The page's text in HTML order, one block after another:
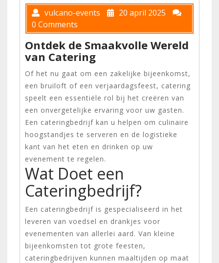
vulcano-events
20 april 2025
0 Comments
Ontdek de Smaakvolle Wereld
van Catering
Of het nu gaat om een zakelijke bijeenkomst,
een bruiloft of een verjaardagsfeest, catering
speelt een essentiële rol bij het creëren van
een onvergetelijke ervaring voor uw gasten.
Een cateringbedrijf kan u helpen om culinaire
hoogstandjes te serveren en de logistieke
kant van het eten en drinken op uw
evenement te regelen.
Wat Doet een
Cateringbedrijf?
Een cateringbedrijf is gespecialiseerd in het
leveren van voedsel en drankjes voor
evenementen van allerlei aard. Van kleine
bijeenkomsten tot grote feesten,
cateringbedrijven kunnen maaltijden op maat